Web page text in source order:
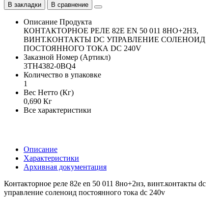
В закладки В сравнение
Описание Продукта
КОНТАКТОРНОЕ РЕЛЕ 82E EN 50 011 8НО+2НЗ,
ВИНТ.КОНТАКТЫ DC УПРАВЛЕНИЕ СОЛЕНОИД
ПОСТОЯННОГО ТОКА DC 240V
Заказной Номер (Артикл)
3TH4382-0BQ4
Количество в упаковке
1
Вес Нетто (Кг)
0,690 Кг
Все характеристики
Описание
Характеристики
Архивная документация
Контакторное реле 82e en 50 011 8но+2нз, винт.контакты dc
управление соленоид постоянного тока dc 240v